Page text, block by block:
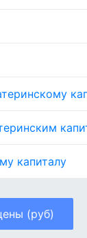
капиталу
(руб)